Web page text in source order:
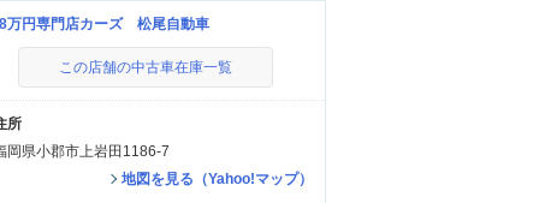
万円専門店カーズ 松尾自動車
この店舗の中古車在庫一覧
所
岡県小郡市上岩田1186-7
地図を見る（Yahoo!マップ）